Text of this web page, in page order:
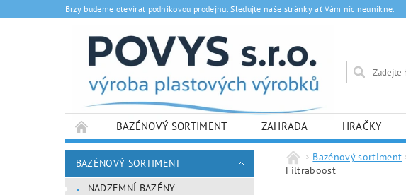
Brzy budeme otevírat podnikovou prodejnu. Sledujte naše stránky ať Vám nic neunikne.
BAZÉNOVÝ SORTIMENT ZAHRADA HRAČKY
BAZÉNOVÝ SORTIMENT
NADZEMNÍ BAZÉNY
Bazénový sortiment
Filtraboost